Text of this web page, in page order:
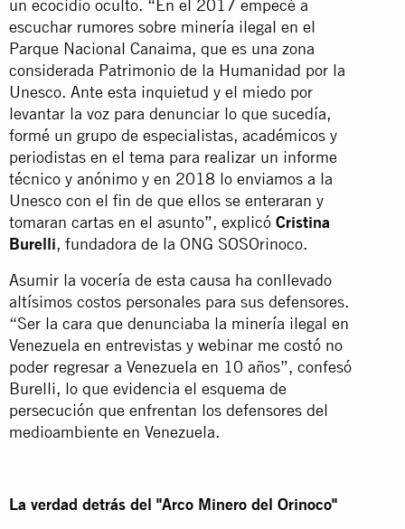
un ecocidio oculto. “En el 2017 empecé a
escuchar rumores sobre minería ilegal en el
Parque Nacional Canaima, que es una zona
considerada Patrimonio de la Humanidad por la
Unesco. Ante esta inquietud y el miedo por
levantar la voz para denunciar lo que sucedía,
formé un grupo de especialistas, académicos y
periodistas en el tema para realizar un informe
técnico y anónimo y en 2018 lo enviamos a la
Unesco con el fin de que ellos se enteraran y
tomaran cartas en el asunto”, explicó Cristina
Burelli, fundadora de la ONG SOSOrinoco.
Asumir la vocería de esta causa ha conllevado
altísimos costos personales para sus defensores.
“Ser la cara que denunciaba la minería ilegal en
Venezuela en entrevistas y webinar me costó no
poder regresar a Venezuela en 10 años”, confesó
Burelli, lo que evidencia el esquema de
persecución que enfrentan los defensores del
medioambiente en Venezuela.
La verdad detrás del "Arco Minero del Orinoco"